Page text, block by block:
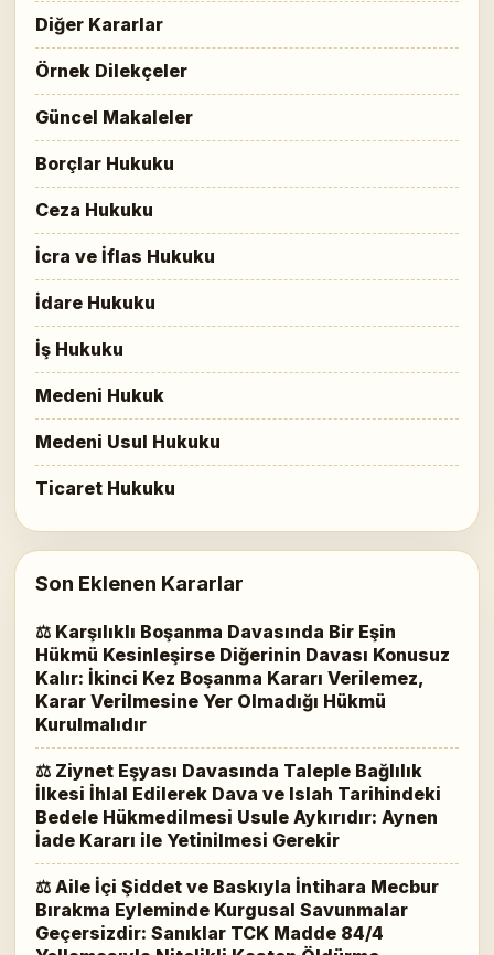
Diğer Kararlar
Örnek Dilekçeler
Güncel Makaleler
Borçlar Hukuku
Ceza Hukuku
İcra ve İflas Hukuku
İdare Hukuku
İş Hukuku
Medeni Hukuk
Medeni Usul Hukuku
Ticaret Hukuku
Son Eklenen Kararlar
⚖ Karşılıklı Boşanma Davasında Bir Eşin
Hükmü Kesinleşirse Diğerinin Davası Konusuz
Kalır: İkinci Kez Boşanma Kararı Verilemez,
Karar Verilmesine Yer Olmadığı Hükmü
Kurulmalıdır
⚖ Ziynet Eşyası Davasında Taleple Bağlılık
İlkesi İhlal Edilerek Dava ve Islah Tarihindeki
Bedele Hükmedilmesi Usule Aykırıdır: Aynen
İade Kararı ile Yetinilmesi Gerekir
⚖ Aile İçi Şiddet ve Baskıyla İntihara Mecbur
Bırakma Eyleminde Kurgusal Savunmalar
Geçersizdir: Sanıklar TCK Madde 84/4